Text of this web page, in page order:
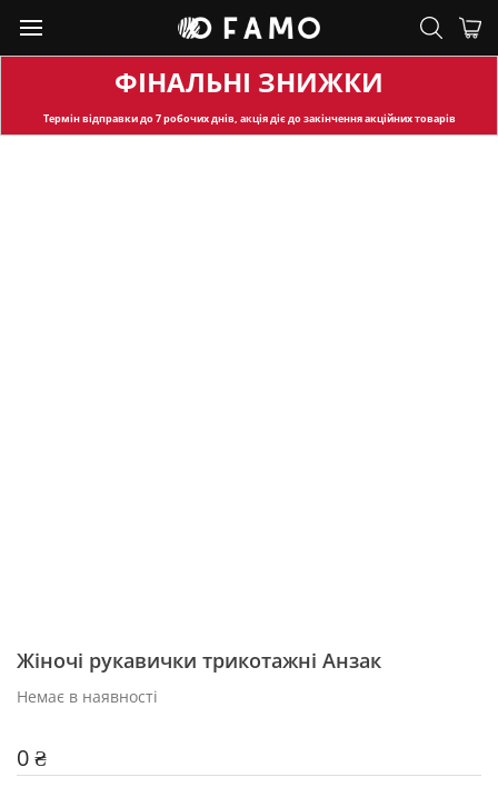
ФІНАЛЬНІ ЗНИЖКИ
Термін відправкидо 7 робочих днів, акція діє до закінчення акційних товарів
Жіночі рукавички трикотажні Анзак
Немає в наявності
0 ₴